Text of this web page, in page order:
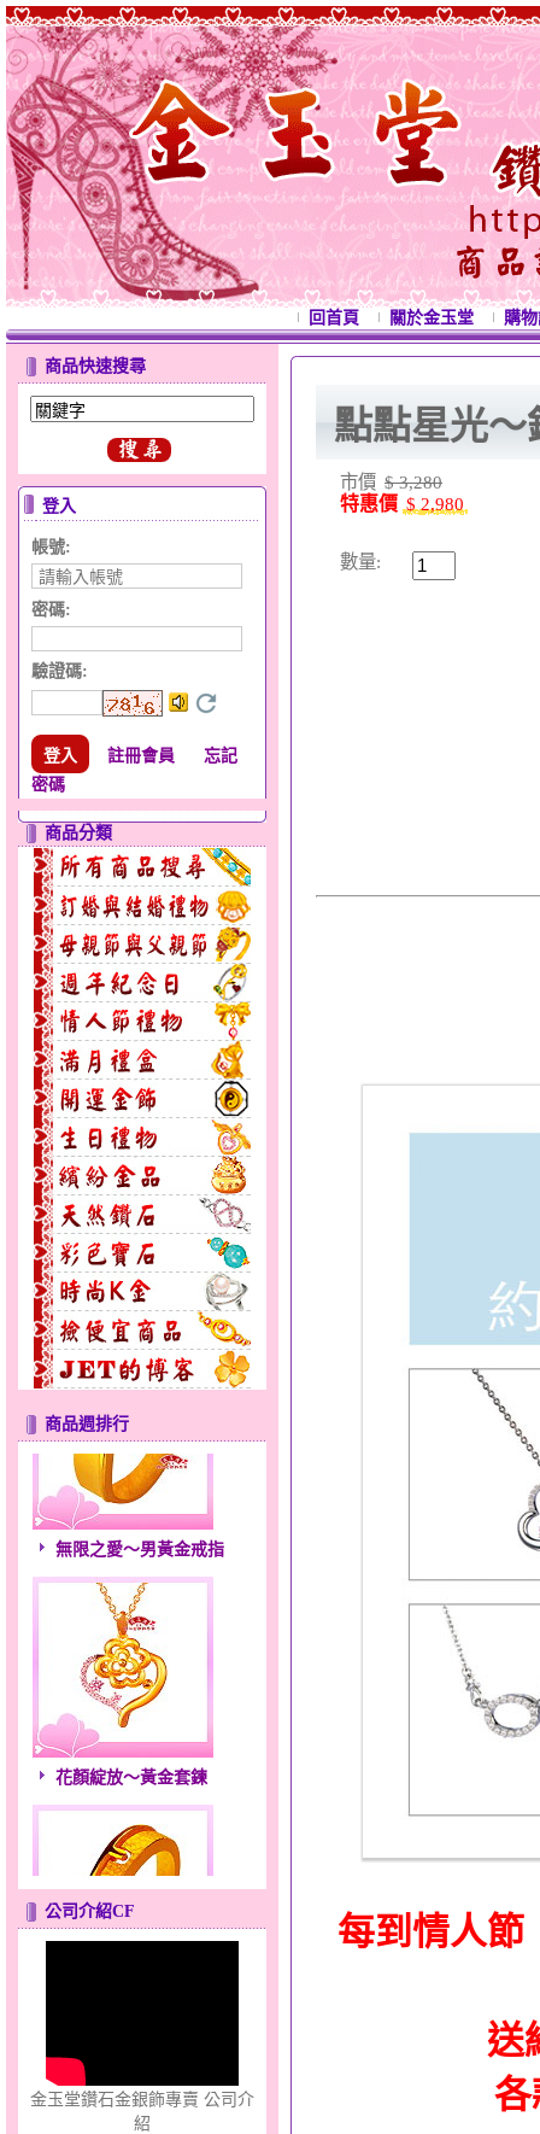
回首頁 關於金玉堂 購
商品快速搜尋
登入
帳號:
密碼:
驗證碼:
註冊會員
忘記
密碼
商品分類
商品週排行
無限之愛～男黃金戒指
花顏綻放～黃金套鍊
公司介紹CF
金玉堂鑽石金銀飾專賣 公司介
紹
點點星光～
市價 $ 3,280
特惠價 $ 2,980
數量:
每到情人節
送
各